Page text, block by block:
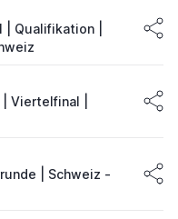
| Qualifikation |
Viertelfinal |
| Schweiz -